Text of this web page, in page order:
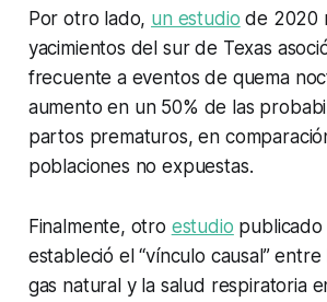
Por otro lado, un estudio de 2020
yacimientos del sur de Texas
frecuente a eventos de quema
aumento en un 50% de las
partos prematuros, en
poblaciones no expuestas.
Finalmente, otro estudio
estableció el “vínculo causal”
gas natural y la salud respiratoria